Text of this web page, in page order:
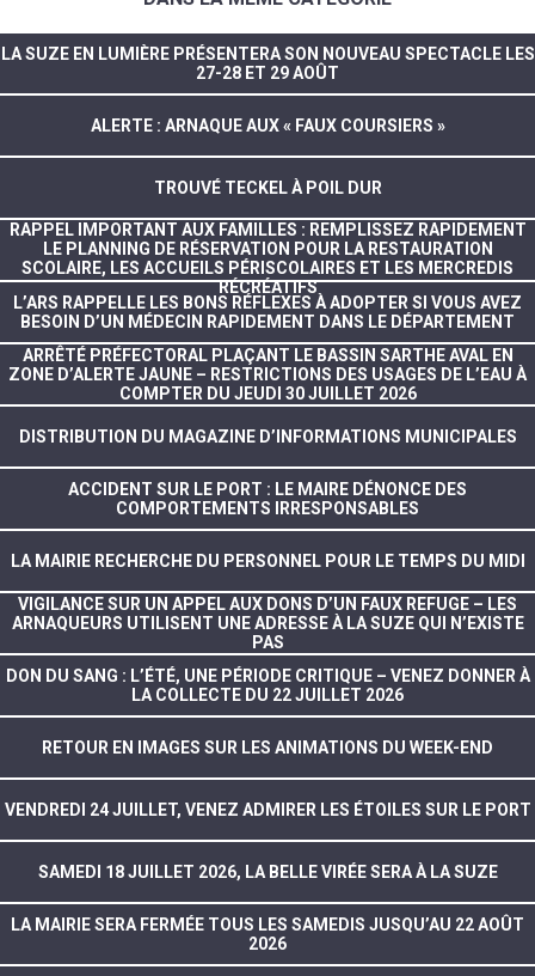
LA SUZE EN LUMIÈRE PRÉSENTERA SON NOUVEAU SPECTACLE LES
27-28 ET 29 AOÛT
ALERTE : ARNAQUE AUX « FAUX COURSIERS »
TROUVÉ TECKEL À POIL DUR
RAPPEL IMPORTANT AUX FAMILLES : REMPLISSEZ RAPIDEMENT
LE PLANNING DE RÉSERVATION POUR LA RESTAURATION
SCOLAIRE, LES ACCUEILS PÉRISCOLAIRES ET LES MERCREDIS
RÉCRÉATIFS
L’ARS RAPPELLE LES BONS RÉFLEXES À ADOPTER SI VOUS AVEZ
BESOIN D’UN MÉDECIN RAPIDEMENT DANS LE DÉPARTEMENT
ARRÊTÉ PRÉFECTORAL PLAÇANT LE BASSIN SARTHE AVAL EN
ZONE D’ALERTE JAUNE – RESTRICTIONS DES USAGES DE L’EAU À
COMPTER DU JEUDI 30 JUILLET 2026
DISTRIBUTION DU MAGAZINE D’INFORMATIONS MUNICIPALES
ACCIDENT SUR LE PORT : LE MAIRE DÉNONCE DES
COMPORTEMENTS IRRESPONSABLES
LA MAIRIE RECHERCHE DU PERSONNEL POUR LE TEMPS DU MIDI
VIGILANCE SUR UN APPEL AUX DONS D’UN FAUX REFUGE – LES
ARNAQUEURS UTILISENT UNE ADRESSE À LA SUZE QUI N’EXISTE
PAS
DON DU SANG : L’ÉTÉ, UNE PÉRIODE CRITIQUE – VENEZ DONNER À
LA COLLECTE DU 22 JUILLET 2026
RETOUR EN IMAGES SUR LES ANIMATIONS DU WEEK-END
VENDREDI 24 JUILLET, VENEZ ADMIRER LES ÉTOILES SUR LE PORT
SAMEDI 18 JUILLET 2026, LA BELLE VIRÉE SERA À LA SUZE
LA MAIRIE SERA FERMÉE TOUS LES SAMEDIS JUSQU’AU 22 AOÛT
2026